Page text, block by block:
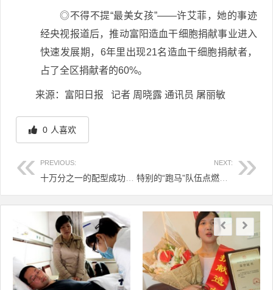
◎不得不提“最美女孩”——许艾菲，她的事迹
经央视报道后，推动富阳造血干细胞捐献事业进入
快速发展期，6年里出现21名造血干细胞捐献者，
占了全区捐献者的60%。
来源：富阳日报 记者 周晓露 通讯员 屠丽敏
0 人喜欢
PREVIOUS: NEXT:
文章导航